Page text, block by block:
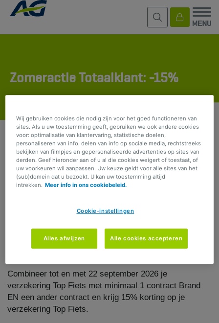
Zomeractie Totaalklant: -15%
DELEN
Verschillende verzekeringen bij AG?Je trouw wordt
beloond!AG beloont 'Totaalklanten' voor hun
ben je een totaalklantzodra je
Combineer je verzekering Top Fiets met twee of
Combineer tot en met 22 september 2026 je
verzekering Top Fiets met minimaal 1 contract Brand
EN een ander contract en krijg 15% korting op je
verzekering Top Fiets.
Wij gebruiken cookies die nodig zijn voor het goed functioneren van
sites. Als u uw toestemming geeft, gebruiken we ook andere cookies
voor: optimalisatie van klantervaring, statistische doelen,
personaliseren van info, delen van info op sociale media, rechtstreeks
bekijken van filmpjes en gepersonaliseerde advertenties op sites van
derden. Geef hieronder aan of u al die cookies weigert of toestaat, of
uw voorkeuren wil aanpassen. Uw keuze geldt voor alle sites van het
(sub)domein dat u bezoekt. U kan uw toestemming altijd
intrekken. Meer info in ons cookiebeleid.
Cookie-instellingen
Alles afwijzen Alle cookies accepteren